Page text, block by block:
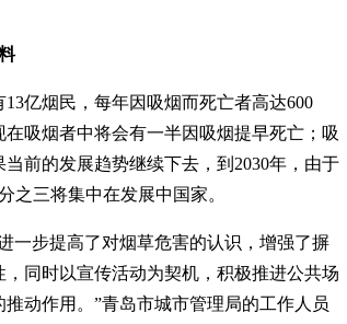
亿烟民，每年因吸烟而死亡者高达600
吸烟者中将会有一半因吸烟提早死亡；吸
前的发展趋势继续下去，到2030年，由于
之三将集中在发展中国家。
步提高了对烟草危害的认识，增强了摒
同时以宣传活动为契机，积极推进公共场
动作用。”青岛市城市管理局的工作人员